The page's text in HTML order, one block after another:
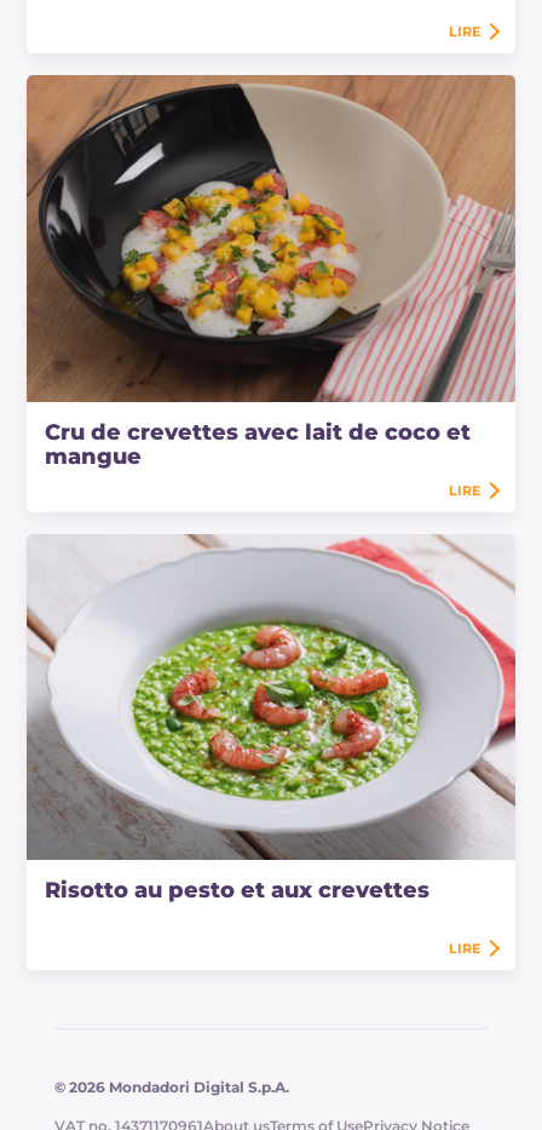
LIRE
Cru de crevettes avec lait de coco et
mangue
LIRE
Risotto au pesto et aux crevettes
LIRE
© 2026 Mondadori Digital S.p.A.
VAT no. 14371170961About usTerms of UsePrivacy Notice